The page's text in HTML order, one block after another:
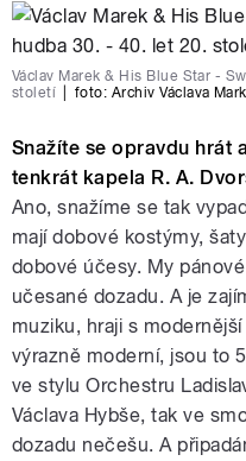
Václav Marek & His Blue Star -
století
foto: Archiv Václava
Snažíte se opravdu hrát
tenkrát kapela R. A.
Ano, snažíme se tak
mají dobové kostýmy,
dobové účesy. My
učesané dozadu. A je
muziku, hraji s
výrazně moderní, jsou to
ve stylu Orchestru
Václava Hybše, tak ve
dozadu nečešu. A